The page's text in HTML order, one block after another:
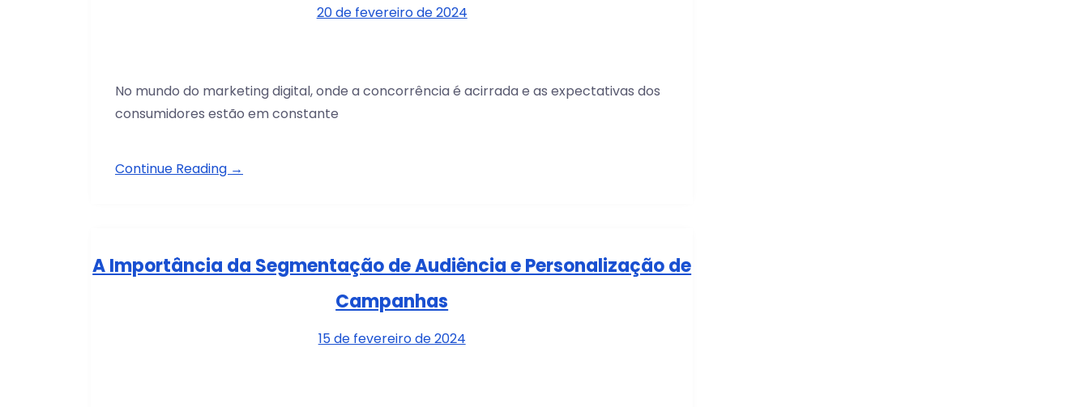
20 de fevereiro de 2024
No mundo do marketing digital, onde a concorrência é acirrada e as expectativas dos
consumidores estão em constante
Continue Reading →
A Importância da Segmentação de Audiência e Personalização de
Campanhas
15 de fevereiro de 2024